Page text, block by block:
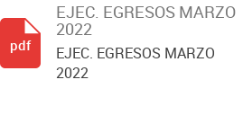
EJEC. EGRESOS MARZO
2022
EJEC. EGRESOS MARZO
2022
pdf